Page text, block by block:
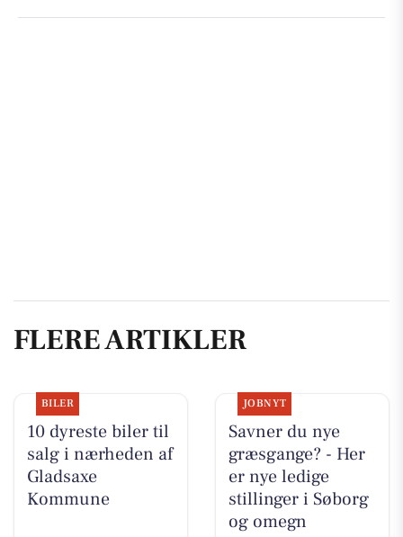
FLERE ARTIKLER
BILER
10 dyreste biler til
salg i nærheden af
Gladsaxe
Kommune
JOBNYT
Savner du nye
græsgange? - Her
er nye ledige
stillinger i Søborg
og omegn